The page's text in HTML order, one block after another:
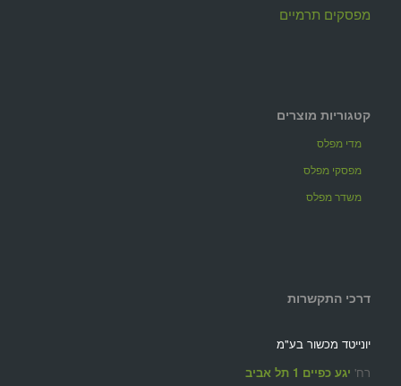
מפסקים תרמיים
קטגוריות מוצרים
מדי מפלס
מפסקי מפלס
משדר מפלס
דרכי התקשרות
יונייטד מכשור בע"מ
רח' יגע כפיים 1 תל אביב